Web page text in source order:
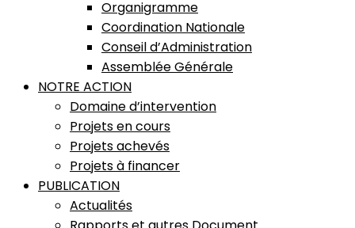
Organigramme
Coordination Nationale
Conseil d’Administration
Assemblée Générale
NOTRE ACTION
Domaine d’intervention
Projets en cours
Projets achevés
Projets à financer
PUBLICATION
Actualités